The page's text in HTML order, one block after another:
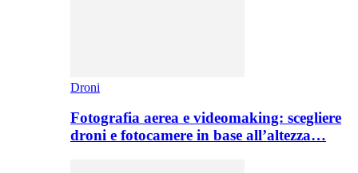
Droni
Fotografia aerea e videomaking: scegliere
droni e fotocamere in base all’altezza…